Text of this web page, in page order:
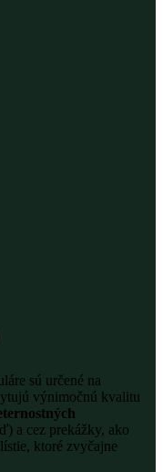
sú určené na
výnimočnú kvalitu
a cez prekážky, ako
ktoré zvyčajne